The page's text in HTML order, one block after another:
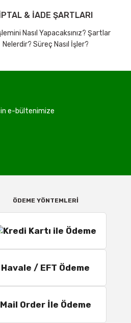
& İADE ŞARTLARI
Nasıl Yapacaksınız? Şartlar
Nelerdir? Süreç Nasıl İşler?
e-bültenimize
ÖDEME YÖNTEMLERİ
Havale / EFT Ödeme
Mail Order İle Ödeme